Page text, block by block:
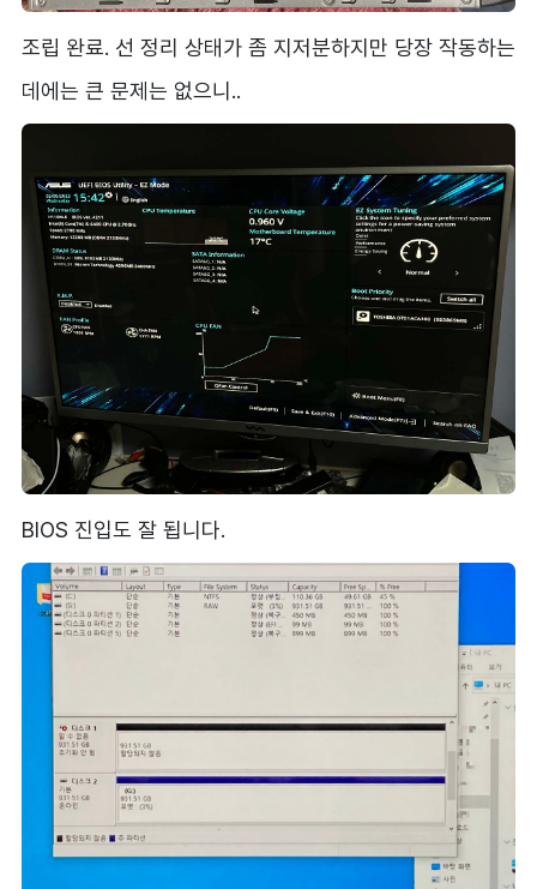
조립 완료. 선 정리 상태가 좀 지저분하지만 당장 작동하는
데에는 큰 문제는 없으니..
BIOS 진입도 잘 됩니다.